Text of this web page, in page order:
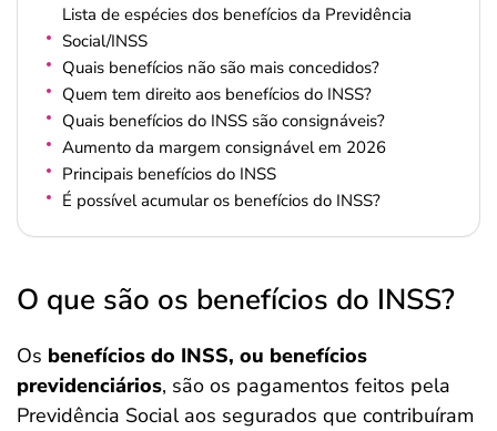
Lista de espécies dos benefícios da Previdência
Social/INSS
Quais benefícios não são mais concedidos?
Quem tem direito aos benefícios do INSS?
Quais benefícios do INSS são consignáveis?
Aumento da margem consignável em 2026
Principais benefícios do INSS
É possível acumular os benefícios do INSS?
O que são os benefícios do INSS?
Os benefícios do INSS, ou benefícios
previdenciários, são os pagamentos feitos pela
Previdência Social aos segurados que contribuíram